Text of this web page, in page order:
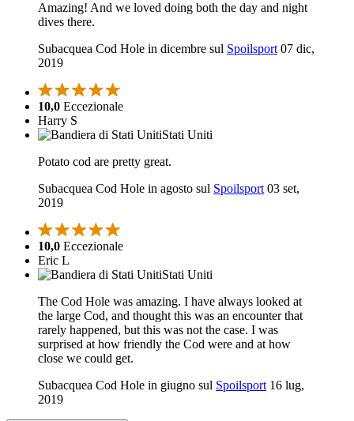
Amazing! And we loved doing both the day and night
dives there.
Subacquea Cod Hole in dicembre sul Spoilsport 07 dic,
2019
10,0 Eccezionale
Harry S
Stati Uniti
Potato cod are pretty great.
Subacquea Cod Hole in agosto sul Spoilsport 03 set,
2019
10,0 Eccezionale
Eric L
Stati Uniti
The Cod Hole was amazing. I have always looked at
the large Cod, and thought this was an encounter that
rarely happened, but this was not the case. I was
surprised at how friendly the Cod were and at how
close we could get.
Subacquea Cod Hole in giugno sul Spoilsport 16 lug,
2019